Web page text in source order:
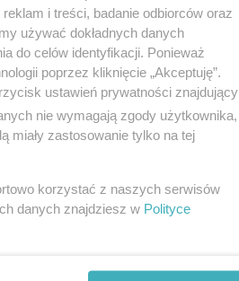
i treści, badanie odbiorców oraz
używać dokładnych danych
do celów identyfikacji. Ponieważ
poprzez kliknięcie „Akceptuję”.
ustawień prywatności znajdujący
nie wymagają zgody użytkownika,
miały zastosowanie tylko na tej
korzystać z naszych serwisów
danych znajdziesz w Polityce